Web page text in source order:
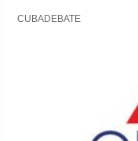
CUBADEBATE